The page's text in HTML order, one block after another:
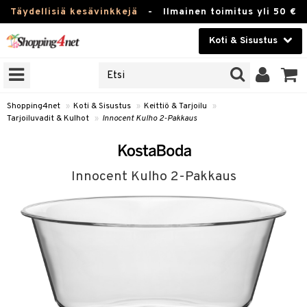
Täydellisiä kesävinkkejä - Ilmainen toimitus yli 50 €
Koti & Sisustus
Kauneudenhoito
Piilolinssit
Koti & Sisustus
Lelut, Lapsi & Vauva
Tuotemerkkejä
Kampanjat
Shopping4net » Koti & Sisustus » Keittiö & Tarjoilu
»
Tarjoiluvadit & Kulhot » Innocent Kulho 2-Pakkaus
Innocent Kulho 2-Pakkaus
Tee & Espresso